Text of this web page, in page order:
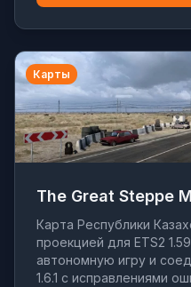
Карты
The Great Steppe
Карта Республики
проекцией для ETS2
автономную игру и
1.6.1 с исправлениями